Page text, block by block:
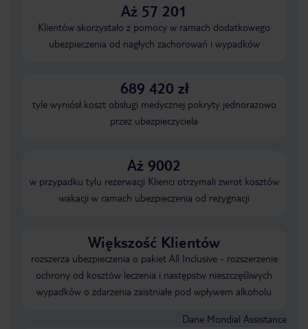
Aż 57 201
Klientów skorzystało z pomocy w ramach dodatkowego
ubezpieczenia od nagłych zachorowań i wypadków
689 420 zł
tyle wyniósł koszt obsługi medycznej pokryty jednorazowo
przez ubezpieczyciela
Aż 9002
w przypadku tylu rezerwacji Klienci otrzymali zwrot kosztów
wakacji w ramach ubezpieczenia od rezygnacji
Większość Klientów
rozszerza ubezpieczenia o pakiet All Inclusive - rozszerzenie
ochrony od kosztów leczenia i następstw nieszczęśliwych
wypadków o zdarzenia zaistniałe pod wpływem alkoholu
Dane Mondial Assistance